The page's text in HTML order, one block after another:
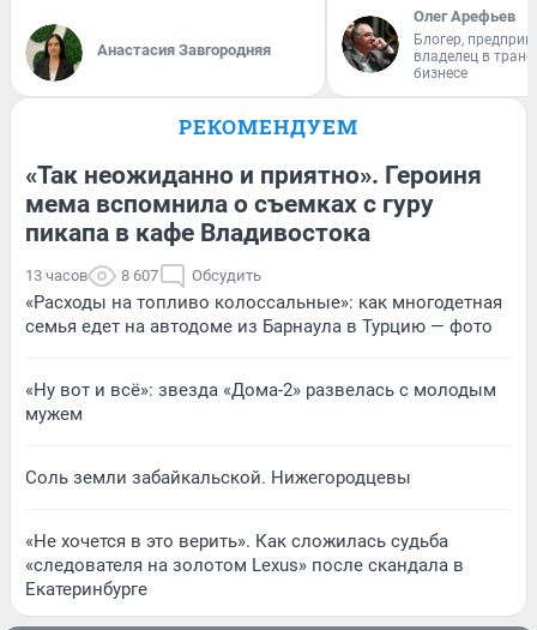
Анастасия Завгородняя
Олег Арефьев
Блогер,
владелец в
бизнесе
РЕКОМЕНДУЕМ
«Так неожиданно и приятно». Героиня
мема вспомнила о съемках с гуру
пикапа в кафе Владивостока
13 часов 8 607 Обсудить
«Расходы на топливо колоссальные»: как многодетная
семья едет на автодоме из Барнаула в Турцию — фото
«Ну вот и всё»: звезда «Дома-2» развелась с молодым
мужем
Соль земли забайкальской. Нижегородцевы
«Не хочется в это верить». Как сложилась судьба
«следователя на золотом Lexus» после скандала в
Екатеринбурге